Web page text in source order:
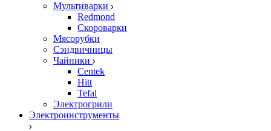
Мультиварки
Redmond
Скороварки
Мясорубки
Сэндвичницы
Чайники
Centek
Hitt
Tefal
Электрогрили
Электроинструменты